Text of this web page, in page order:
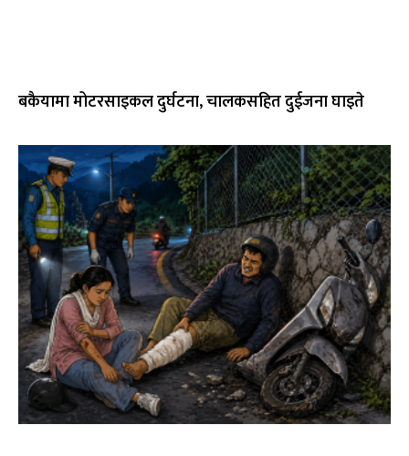
बकैयामा मोटरसाइकल दुर्घटना, चालकसहित दुईजना घाइते